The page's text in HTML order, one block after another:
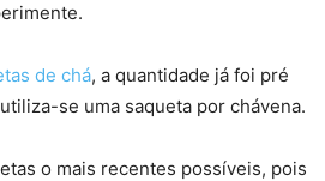
de chá, a quantidade já foi pré
se uma saqueta por chávena.
o mais recentes possíveis, pois